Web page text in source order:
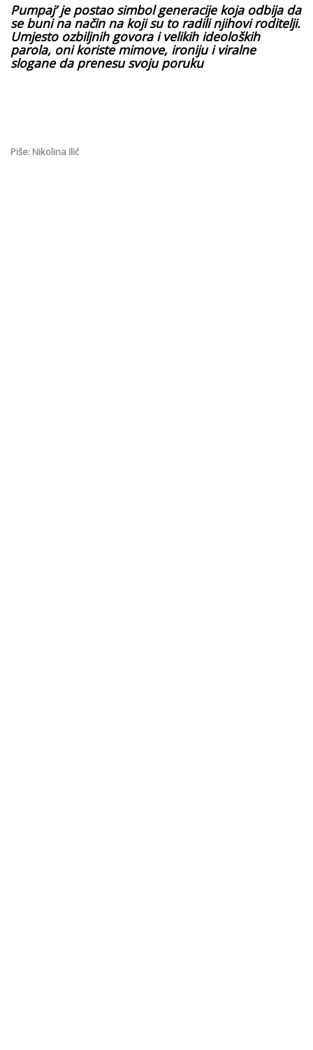
Pumpaj’ je postao simbol generacije koja odbija da
se buni na način na koji su to radili njihovi roditelji.
Umjesto ozbiljnih govora i velikih ideoloških
parola, oni koriste mimove, ironiju i viralne
slogane da prenesu svoju poruku
Piše: Nikolina Ilić